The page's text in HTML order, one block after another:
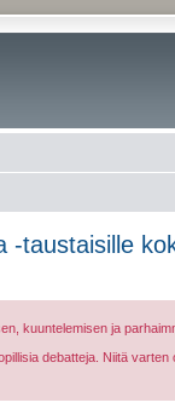
-taustaisille
kuuntelemisen ja
debatteja. Niitä